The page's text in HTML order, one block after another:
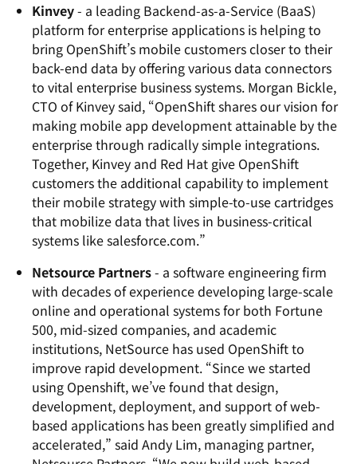
Kinvey- a leading Backend-as-a-Service (BaaS)
platform for enterprise applications is helping to
bring OpenShift’s mobile customers closer to their
back-end data by offering various data connectors
to vital enterprise business systems. Morgan Bickle,
CTO of Kinvey said, “OpenShift shares our vision for
making mobile app development attainable by the
enterprise through radically simple integrations.
Together, Kinvey and Red Hat give OpenShift
customers the additional capability to implement
their mobile strategy with simple-to-use cartridges
that mobilize data that lives in business-critical
systems like salesforce.com.”
Netsource Partners- a software engineering firm
with decades of experience developing large-scale
online and operational systems for both Fortune
500, mid-sized companies, and academic
institutions, NetSource has used OpenShift to
improve rapid development. “Since we started
using Openshift, we’ve found that design,
development, deployment, and support of web-
based applications has been greatly simplified and
accelerated,” said Andy Lim, managing partner,